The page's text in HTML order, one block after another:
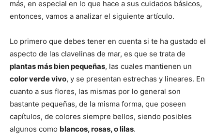
más, en especial en lo que hace a sus cuidados básicos,
entonces, vamos a analizar el siguiente artículo.
Lo primero que debes tener en cuenta si te ha gustado el
aspecto de las clavelinas de mar, es que se trata de
plantas más bien pequeñas, las cuales mantienen un
color verde vivo, y se presentan estrechas y lineares. En
cuanto a sus flores, las mismas por lo general son
bastante pequeñas, de la misma forma, que poseen
capítulos, de colores siempre bellos, siendo posibles
algunos como blancos, rosas, o lilas.